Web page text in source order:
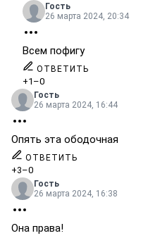
Гость
26 марта 2024, 20:34
Всем пофигу
ОТВЕТИТЬ
+1 –0
Гость
26 марта 2024, 16:44
Опять эта ободочная
ОТВЕТИТЬ
+3–0
Гость
26 марта 2024, 16:38
Она права!